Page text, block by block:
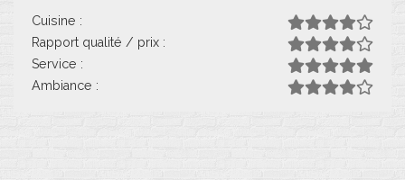
Cuisine :
Rapport qualité / prix :
Service :
Ambiance :